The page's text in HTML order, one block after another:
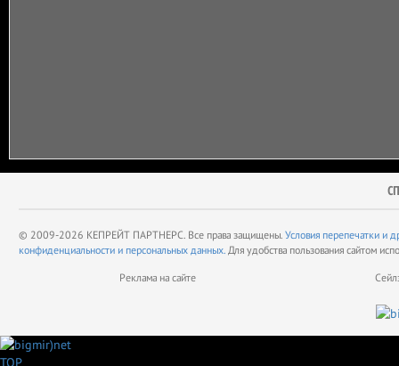
© 2009-2026 КЕПРЕЙТ ПАРТНЕРС. Все права защищены. Условия перепечатки и
конфиденциальности и персональных данных. Для удобства пользования сайтом
Реклама на сайте